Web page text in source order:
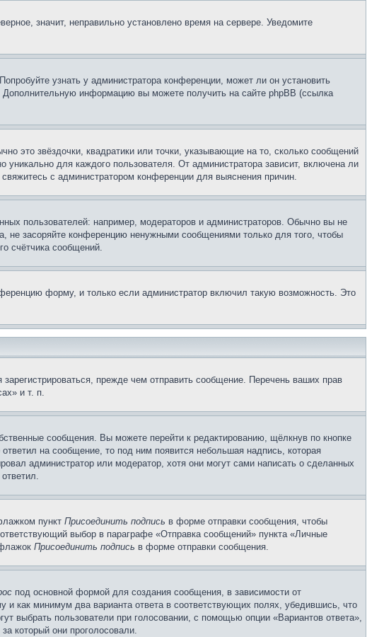
значит, неправильно установлено время на сервере. Уведомите
узнать у администратора конференции, может ли он установить
Дополнительную информацию вы можете получить на сайте phpBB (ссылка
это звёздочки, квадратики или точки, указывающие на то, сколько сообщений
для каждого пользователя. От администратора зависит, включена ли
с администратором конференции для выяснения причин.
пользователей: например, модераторов и администраторов. Обычно вы не
не засоряйте конференцию ненужными сообщениями только для того, чтобы
счётчика сообщений.
форму, и только если администратор включил такую возможность. Это
прежде чем отправить сообщение. Перечень ваших прав
и т. п.
сообщения. Вы можете перейти к редактированию, щёлкнув по кнопке
на сообщение, то под ним появится небольшая надпись, которая
администратор или модератор, хотя они могут сами написать о сделанных
пункт Присоединить подпись в форме отправки сообщения, чтобы
выбор в параграфе «Отправка сообщений» пункта «Личные
Присоединить подпись в форме отправки сообщения.
под основной формой для создания сообщения, в зависимости от
как минимум два варианта ответа в соответствующих полях, убедившись, что
выбрать пользователи при голосовании, с помощью опции «Вариантов ответа»,
который они проголосовали.